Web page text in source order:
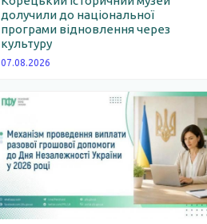
долучили до національної
програми відновлення через
культуру
07.08.2026